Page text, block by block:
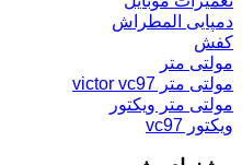
دمپایی المطراش
کفش
مولتی متر
مولتی متر victor vc97
مولتی متر ویکتور
ویکتور vc97